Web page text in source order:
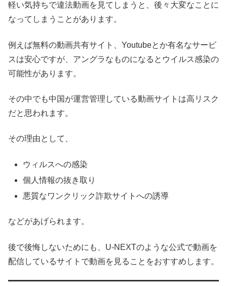
軽い気持ちで違法動画を見てしまうと、後々大変なことに
なってしまうことがあります。
例えば無料の動画共有サイト、Youtubeとか有名なサービ
スは安心ですが、アングラなものになるとウイルス感染の
可能性があります。
その中でも中国が運営管理している動画サイトは高リスク
だと思われます。
その理由として、
ウィルスへの感染
個人情報の抜き取り
悪質なワンクリック詐欺サイトへの誘導
などがあげられます。
後で後悔しないためにも、U-NEXTのような公式で動画を
配信しているサイトで動画を見ることをおすすめします。